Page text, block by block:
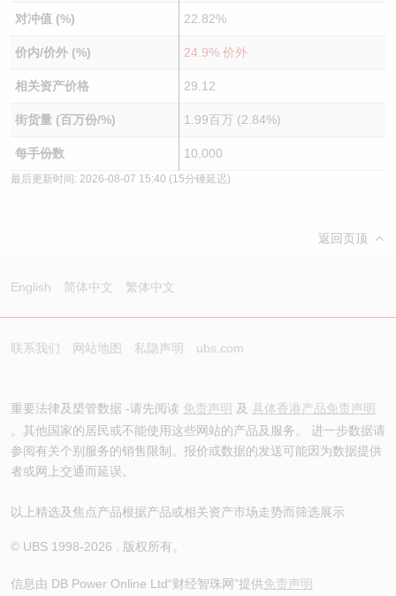
对冲值 (%) 22.82%
价内/价外 (%) 24.9% 价外
相关资产价格 29.12
街货量 (百万份/%) 1.99百万 (2.84%)
每手份数 10,000
最后更新时间: 2026-08-07 15:40 (15分锺延迟)
返回页顶
English 简体中文 繁体中文
联系我们 网站地图 私隐声明 ubs.com
重要法律及槼管数据 -请先阅读 免责声明 及 具体香港产品免责声明
。其他国家的居民或不能使用这些网站的产品及服务。 进一步数据请
参阅有关个别服务的销售限制。报价或数据的发送可能因为数据提供
者或网上交通而延误。
以上精选及焦点产品根据产品或相关资产市场走势而筛选展示
© UBS 1998-2026 . 版权所有。
信息由 DB Power Online Ltd“财经智珠网”提供免责声明